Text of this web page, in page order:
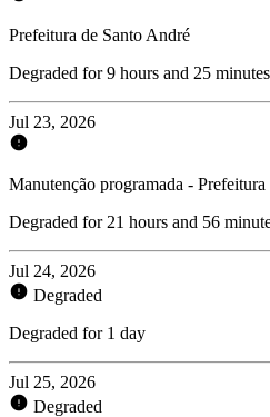
Prefeitura de Santo André
Degraded for 9 hours and 25 minutes
Jul 23, 2026
Manutenção programada - Prefeitura
Degraded for 21 hours and 56
Jul 24, 2026
Degraded
Degraded for 1 day
Jul 25, 2026
Degraded